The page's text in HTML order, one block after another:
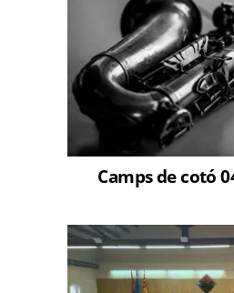
Camps de cotó